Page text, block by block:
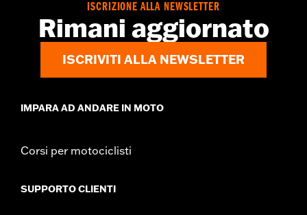
sinistro per la ruota anterioreISCRIZIONE ALLA NEWSLETTER
Rimani aggiornato
ISCRIVITI ALLA NEWSLETTER
IMPARA AD ANDARE IN MOTO
Corsi per motociclisti
SUPPORTO CLIENTI